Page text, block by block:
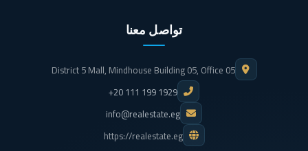
تواصل معنا
District 5 Mall, Mindhouse Building 05, Office 05
+20 111 199 1929
info@realestate.eg
https://realestate.eg